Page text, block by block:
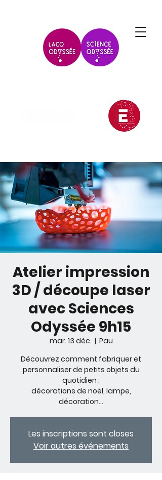
Atelier impression
3D / découpe laser
avec Sciences
Odyssée 9h15
mar. 13 déc.
  |
Pau
Découvrez comment fabriquer et
personnaliser de petits objets du
quotidien :
décorations de noël, lampe,
décoration…
Les inscriptions sont closes
Voir autres événements